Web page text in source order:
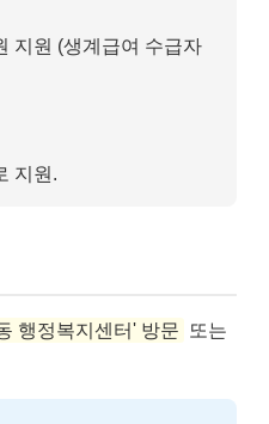
지원 (생계급여 수급자
지원.
행정복지센터' 방문
또는